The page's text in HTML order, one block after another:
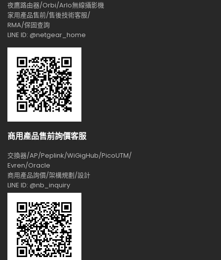
夜鷹路由器/Orbi/Arlo無線攝影機
家用產品售前/售後技術客服/
RMA/保固查詢
LINE ID: @netgear_home
商用產品售前詢價客服
交換器/AP/Peplink/WiGigHub/PicoUTM/
Evren/Oracle
商用產品詢價/架構規劃/設計
LINE ID: @nb_inquiry